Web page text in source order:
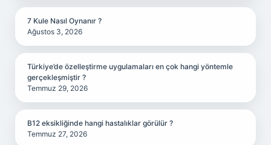
7 Kule Nasıl Oynanır ?
Ağustos 3, 2026
Türkiye’de özelleştirme uygulamaları en çok hangi yöntemle
gerçekleşmiştir ?
Temmuz 29, 2026
B12 eksikliğinde hangi hastalıklar görülür ?
Temmuz 27, 2026